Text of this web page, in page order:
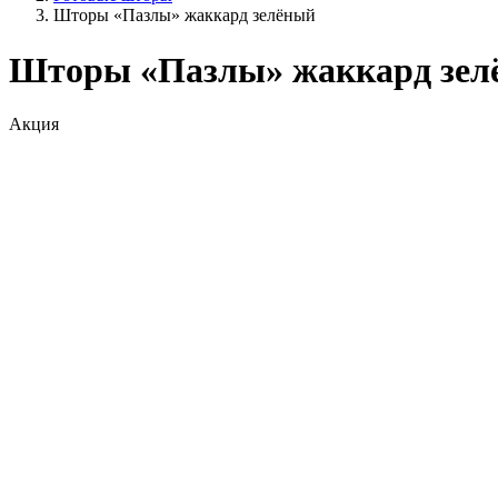
Шторы «Пазлы» жаккард зелёный
Шторы «Пазлы» жаккард
Акция